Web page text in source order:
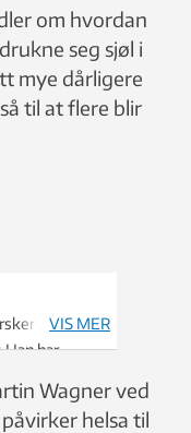
om hvordan
seg sjøl i
mye dårligere
til at flere blir
blant
Han har
VIS MER
Wagner ved
helsa til